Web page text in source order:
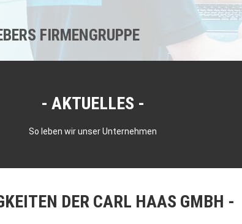
FIRMENGRUPPE
AKTUELLES
So leben wir unser Unternehmen
DER CARL HAAS GMBH